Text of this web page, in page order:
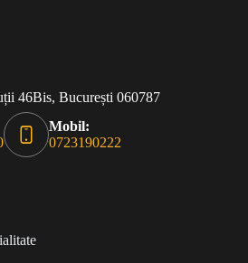
46Bis, București 060787
Mobil:
0723190222